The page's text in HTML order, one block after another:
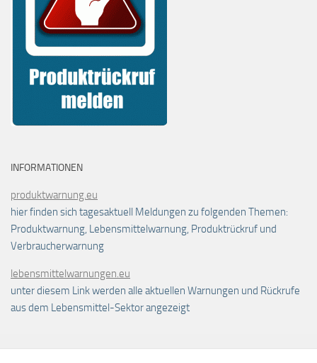
INFORMATIONEN
produktwarnung.eu
hier finden sich tagesaktuell Meldungen zu folgenden Themen:
Produktwarnung, Lebensmittelwarnung, Produktrückruf und
Verbraucherwarnung
lebensmittelwarnungen.eu
unter diesem Link werden alle aktuellen Warnungen und Rückrufe
aus dem Lebensmittel-Sektor angezeigt